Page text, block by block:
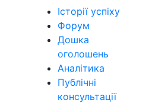
Історії успіху
Форум
Дошка
оголошень
Аналітика
Публічні
консультації